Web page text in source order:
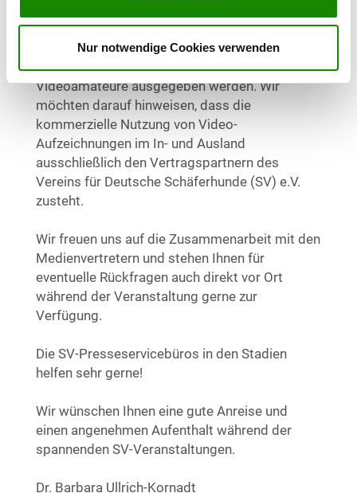
Nur notwendige Cookies verwenden
Wie bereits im Vorjahr können Fotoausweise
auch in diesem Jahr nicht an Foto- oder
Videoamateure ausgegeben werden. Wir
möchten darauf hinweisen, dass die
kommerzielle Nutzung von Video-
Aufzeichnungen im In- und Ausland
ausschließlich den Vertragspartnern des
Vereins für Deutsche Schäferhunde (SV) e.V.
zusteht.
Wir freuen uns auf die Zusammenarbeit mit den
Medienvertretern und stehen Ihnen für
eventuelle Rückfragen auch direkt vor Ort
während der Veranstaltung gerne zur
Verfügung.
Die SV-Presseservicebüros in den Stadien
helfen sehr gerne!
Wir wünschen Ihnen eine gute Anreise und
einen angenehmen Aufenthalt während der
spannenden SV-Veranstaltungen.
Dr. Barbara Ullrich-Kornadt